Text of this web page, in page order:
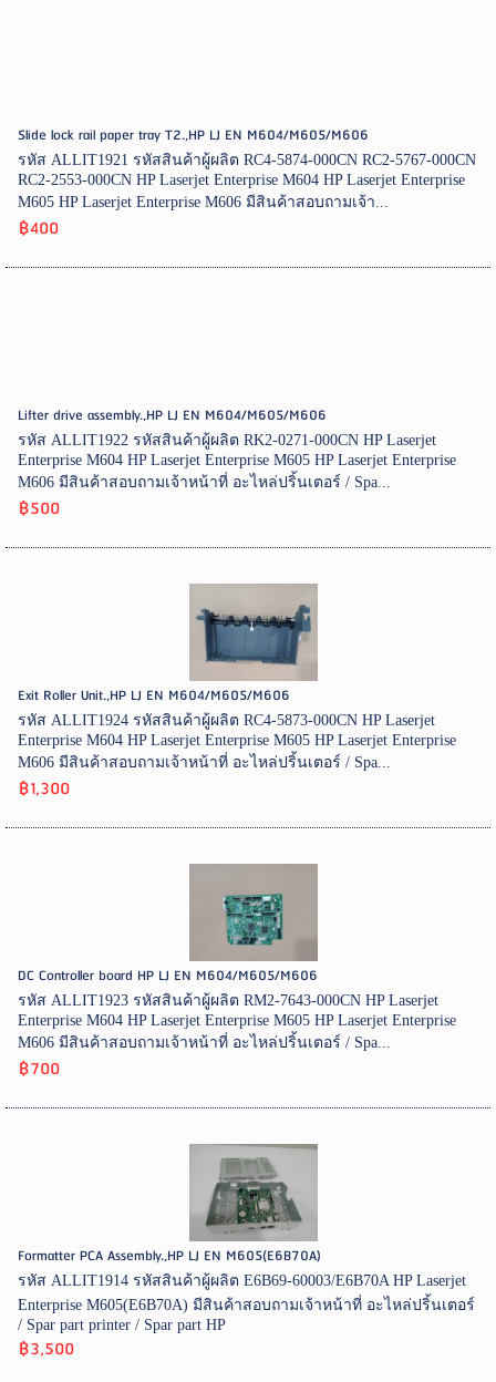
Slide lock rail paper tray T2.,HP LJ EN M604/M605/M606
รหัส ALLIT1921 รหัสสินค้าผู้ผลิต RC4-5874-000CN RC2-5767-000CN
RC2-2553-000CN HP Laserjet Enterprise M604 HP Laserjet Enterprise
M605 HP Laserjet Enterprise M606 มีสินค้าสอบถามเจ้า...
฿400
Lifter drive assembly.,HP LJ EN M604/M605/M606
รหัส ALLIT1922 รหัสสินค้าผู้ผลิต RK2-0271-000CN HP Laserjet
Enterprise M604 HP Laserjet Enterprise M605 HP Laserjet Enterprise
M606 มีสินค้าสอบถามเจ้าหน้าที่ อะไหล่ปริ้นเตอร์ / Spa...
฿500
Exit Roller Unit.,HP LJ EN M604/M605/M606
รหัส ALLIT1924 รหัสสินค้าผู้ผลิต RC4-5873-000CN HP Laserjet
Enterprise M604 HP Laserjet Enterprise M605 HP Laserjet Enterprise
M606 มีสินค้าสอบถามเจ้าหน้าที่ อะไหล่ปริ้นเตอร์ / Spa...
฿1,300
DC Controller board HP LJ EN M604/M605/M606
รหัส ALLIT1923 รหัสสินค้าผู้ผลิต RM2-7643-000CN HP Laserjet
Enterprise M604 HP Laserjet Enterprise M605 HP Laserjet Enterprise
M606 มีสินค้าสอบถามเจ้าหน้าที่ อะไหล่ปริ้นเตอร์ / Spa...
฿700
Formatter PCA Assembly.,HP LJ EN M605(E6B70A)
รหัส ALLIT1914 รหัสสินค้าผู้ผลิต E6B69-60003/E6B70A HP Laserjet
Enterprise M605(E6B70A) มีสินค้าสอบถามเจ้าหน้าที่ อะไหล่ปริ้นเตอร์
/ Spar part printer / Spar part HP
฿3,500